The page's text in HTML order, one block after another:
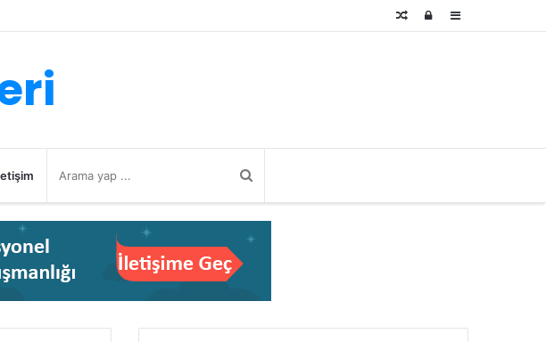
Kenar
Kayıt
Rastgele